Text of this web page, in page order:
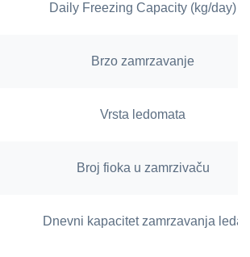
Daily Freezing Capacity (kg/day)
Brzo zamrzavanje
Vrsta ledomata
Broj fioka u zamrzivaču
Dnevni kapacitet zamrzavanja leda